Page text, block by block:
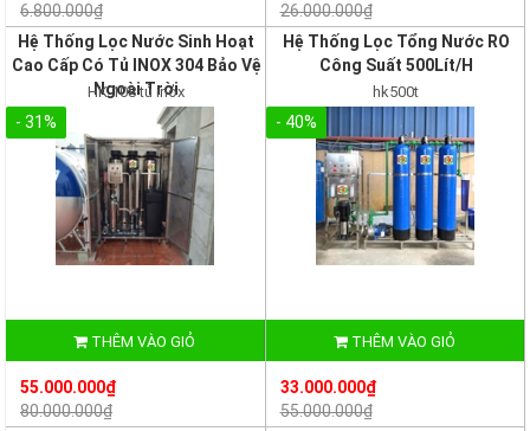
6.800.000₫
26.000.000₫
Hệ Thống Lọc Nước Sinh Hoạt
Cao Cấp Có Tủ INOX 304 Bảo Vệ
Ngoài Trời
HK 108 tủ inox
- 31%
THÊM VÀO GIỎ
55.000.000₫
80.000.000₫
Hệ Thống Lọc Tổng Nước RO
Công Suất 500Lít/H
hk500t
- 40%
THÊM VÀO GIỎ
33.000.000₫
55.000.000₫